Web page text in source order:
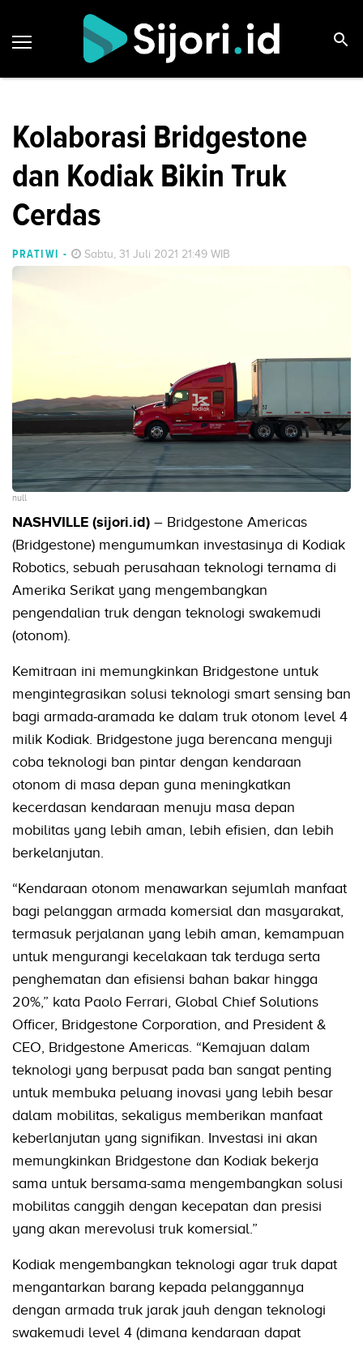
Kolaborasi Bridgestone
dan Kodiak Bikin Truk
Cerdas
PRATIWI - Sabtu, 31 Juli 2021 21:49 WIB
null
NASHVILLE (sijori.id) – Bridgestone Americas
(Bridgestone) mengumumkan investasinya di Kodiak
Robotics, sebuah perusahaan teknologi ternama di
Amerika Serikat yang mengembangkan
pengendalian truk dengan teknologi swakemudi
(otonom).
Kemitraan ini memungkinkan Bridgestone untuk
mengintegrasikan solusi teknologi smart sensing ban
bagi armada-aramada ke dalam truk otonom level 4
milik Kodiak. Bridgestone juga berencana menguji
coba teknologi ban pintar dengan kendaraan
otonom di masa depan guna meningkatkan
kecerdasan kendaraan menuju masa depan
mobilitas yang lebih aman, lebih efisien, dan lebih
berkelanjutan.
“Kendaraan otonom menawarkan sejumlah manfaat
bagi pelanggan armada komersial dan masyarakat,
termasuk perjalanan yang lebih aman, kemampuan
untuk mengurangi kecelakaan tak terduga serta
penghematan dan efisiensi bahan bakar hingga
20%,” kata Paolo Ferrari, Global Chief Solutions
Officer, Bridgestone Corporation, and President &
CEO, Bridgestone Americas. “Kemajuan dalam
teknologi yang berpusat pada ban sangat penting
untuk membuka peluang inovasi yang lebih besar
dalam mobilitas, sekaligus memberikan manfaat
keberlanjutan yang signifikan. Investasi ini akan
memungkinkan Bridgestone dan Kodiak bekerja
sama untuk bersama-sama mengembangkan solusi
mobilitas canggih dengan kecepatan dan presisi
yang akan merevolusi truk komersial.”
Kodiak mengembangkan teknologi agar truk dapat
mengantarkan barang kepada pelanggannya
dengan armada truk jarak jauh dengan teknologi
swakemudi level 4 (dimana kendaraan dapat